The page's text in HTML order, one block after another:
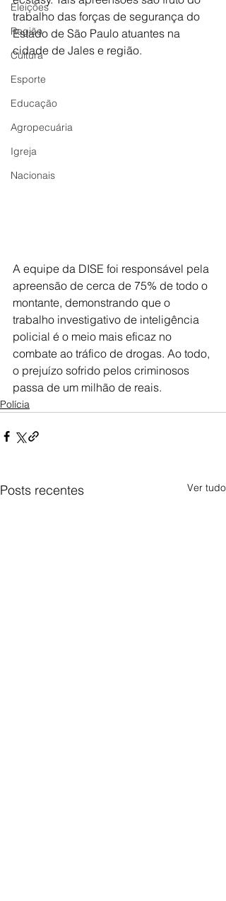
Eleições
Região
Cultura
Esporte
Educação
Agropecuária
Igreja
Nacionais
trabalho das forças de segurança do
Estado de São Paulo atuantes na
cidade de Jales e região.
A equipe da DISE foi responsável pela
apreensão de cerca de 75% de todo o
montante, demonstrando que o
trabalho investigativo de inteligência
policial é o meio mais eficaz no
combate ao tráfico de drogas. Ao todo,
o prejuízo sofrido pelos criminosos
passa de um milhão de reais.
Polícia
Posts recentes Ver tudo